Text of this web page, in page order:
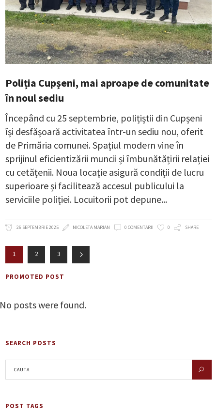
Poliția Cupșeni, mai aproape de comunitate
în noul sediu
Începând cu 25 septembrie, polițiștii din Cupșeni
își desfășoară activitatea într-un sediu nou, oferit
de Primăria comunei. Spațiul modern vine în
sprijinul eficientizării muncii și îmbunătățirii relației
cu cetățenii. Noua locație asigură condiții de lucru
superioare și facilitează accesul publicului la
serviciile poliției. Locuitorii pot depune
26 SEPTEMBRIE 2025 NICOLETA MARIAN 0 COMENTARII 0 SHARE
1 2 3
PROMOTED POST
No posts were found.
SEARCH POSTS
POST TAGS